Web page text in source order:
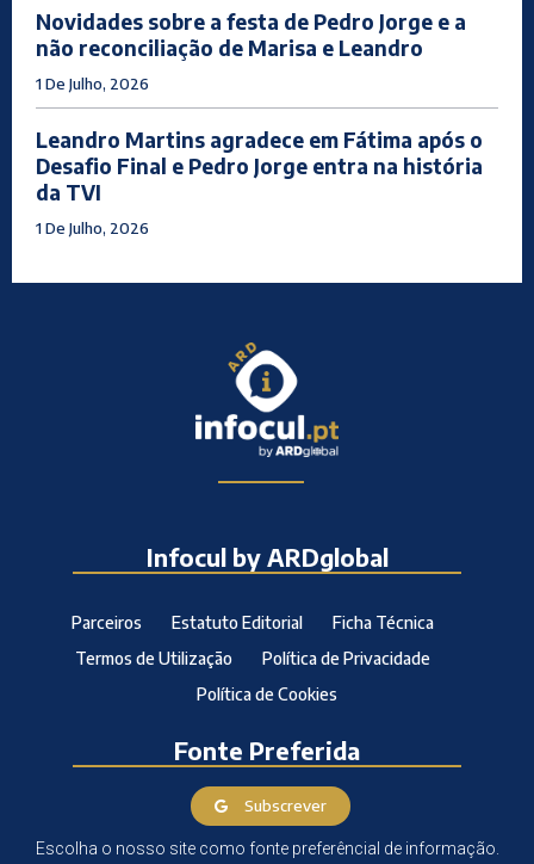
Novidades sobre a festa de Pedro Jorge e a
não reconciliação de Marisa e Leandro
1 De Julho, 2026
Leandro Martins agradece em Fátima após o
Desafio Final e Pedro Jorge entra na história
da TVI
1 De Julho, 2026
Infocul by ARDglobal
Parceiros Estatuto Editorial
Ficha Técnica
Termos de Utilização
Política de Privacidade
Política de Cookies
Fonte Preferida
Subscrever
Escolha o nosso site como fonte preferêncial de informação.